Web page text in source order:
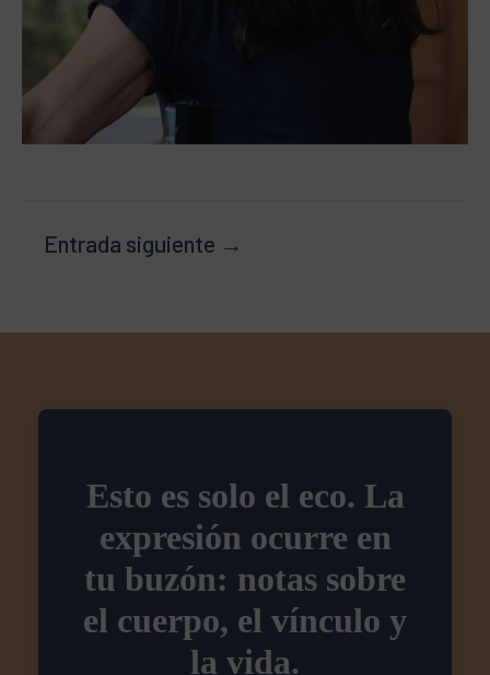
Entrada siguiente →
Esto es solo el eco. La
expresión ocurre en
tu buzón: notas sobre
el cuerpo, el vínculo y
la vida.